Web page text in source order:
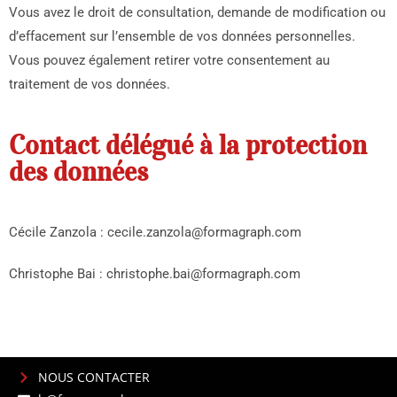
Vous avez le droit de consultation, demande de modification ou
d’effacement sur l’ensemble de vos données personnelles.
Vous pouvez également retirer votre consentement au
traitement de vos données.
Contact délégué à la protection
des données
Cécile Zanzola : cecile.zanzola@formagraph.com
Christophe Bai : christophe.bai@formagraph.com
NOUS CONTACTER